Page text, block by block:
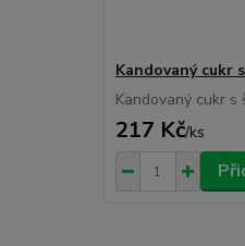
Kandovaný cukr
Kandovaný cukr s
217 Kč/ks